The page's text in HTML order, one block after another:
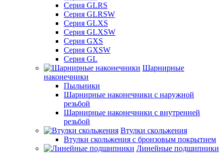
Серия GLRS
Серия GLRSW
Серия GLXS
Серия GLXSW
Серия GXS
Серия GXSW
Серия GL
Шарнирные
наконечники
Пыльники
Шарнирные наконечники с наружной
резьбой
Шарнирные наконечники с внутренней
резьбой
Втулки скольжения
Втулки скольжения с бронзовым покрытием
Линейные подшипники